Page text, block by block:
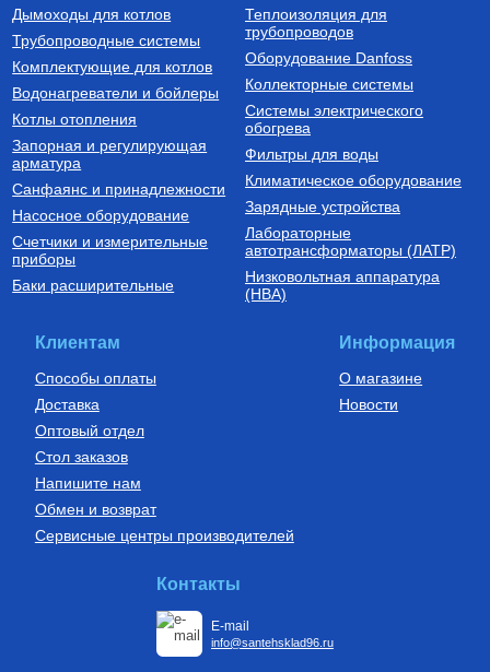
Дымоходы для котлов
Трубопроводные системы
Комплектующие для котлов
Водонагреватели и бойлеры
Котлы отопления
Запорная и регулирующая
арматура
Санфаянс и принадлежности
Насосное оборудование
Счетчики и измерительные
приборы
Баки расширительные
Теплоизоляция для
трубопроводов
Оборудование Danfoss
Коллекторные системы
Системы электрического
обогрева
Фильтры для воды
Климатическое оборудование
Зарядные устройства
Лабораторные
автотрансформаторы (ЛАТР)
Низковольтная аппаратура
(НВА)
Клиентам
Способы оплаты
Доставка
Оптовый отдел
Стол заказов
Напишите нам
Обмен и возврат
Сервисные центры производителей
Информация
О магазине
Новости
Контакты
E-mail
info@santehsklad96.ru